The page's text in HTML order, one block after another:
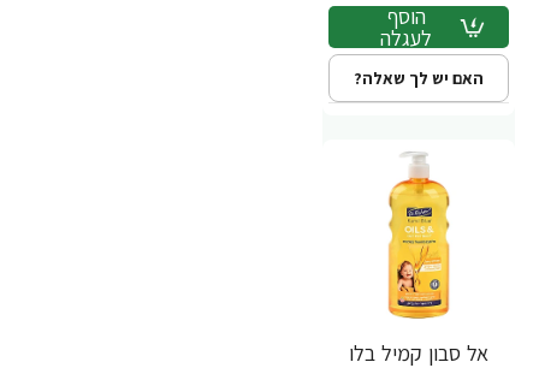
הוסף
לעגלה
האם יש לך שאלה?
אל סבון קמיל בלו